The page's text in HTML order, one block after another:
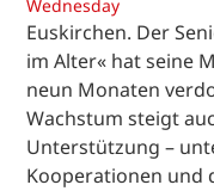
Wednesday
Euskirchen. Der
im Alter« hat seine
neun Monaten
Wachstum steigt
Unterstützung –
Kooperationen und